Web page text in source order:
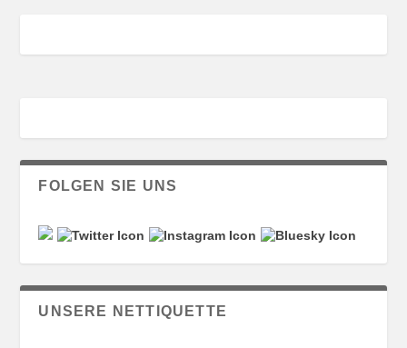
FOLGEN SIE UNS
UNSERE NETTIQUETTE